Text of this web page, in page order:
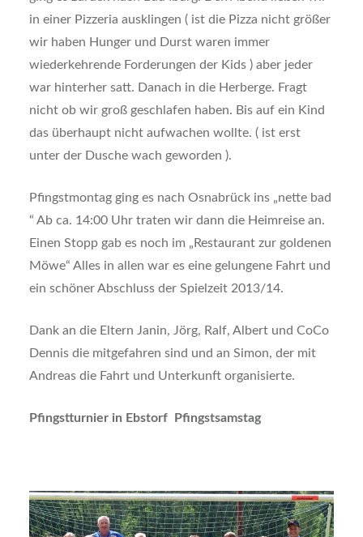
in einer Pizzeria ausklingen ( ist die Pizza nicht größer
wir haben Hunger und Durst waren immer
wiederkehrende Forderungen der Kids ) aber jeder
war hinterher satt. Danach in die Herberge. Fragt
nicht ob wir groß geschlafen haben. Bis auf ein Kind
das überhaupt nicht aufwachen wollte. ( ist erst
unter der Dusche wach geworden ).
Pfingstmontag ging es nach Osnabrück ins „nette bad
“ Ab ca. 14:00 Uhr traten wir dann die Heimreise an.
Einen Stopp gab es noch im „Restaurant zur goldenen
Möwe“ Alles in allen war es eine gelungene Fahrt und
ein schöner Abschluss der Spielzeit 2013/14.
Dank an die Eltern Janin, Jörg, Ralf, Albert und CoCo
Dennis die mitgefahren sind und an Simon, der mit
Andreas die Fahrt und Unterkunft organisierte.
Pfingstturnier in Ebstorf Pfingstsamstag